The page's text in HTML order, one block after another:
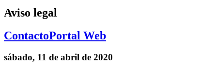
Aviso legal
ContactoPortal Web
sábado, 11 de abril de 2020